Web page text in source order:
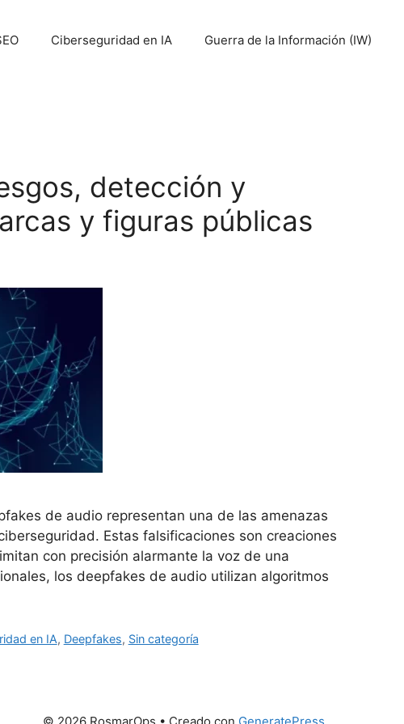
Ciberseguridad en IA Guerra de la Información (IW)
detección y
y figuras públicas
de audio representan una de las amenazas
Estas falsificaciones son creaciones
con precisión alarmante la voz de una
los deepfakes de audio utilizan algoritmos
en IA, Deepfakes, Sin categoría